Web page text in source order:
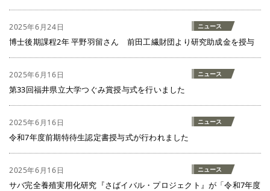
2025年6月24日 ニュース
博士後期課程2年 平野羽留さん 前田工繊財団より研究助成金を授与
2025年6月16日 ニュース
第33回福井県立大学つぐみ賞授与式を行いました
2025年6月16日 ニュース
令和7年度前期特待生認定書授与式が行われました
2025年6月16日 ニュース
サバ完全養殖実用化研究『さばイバル・プロジェクト』が「令和7年度